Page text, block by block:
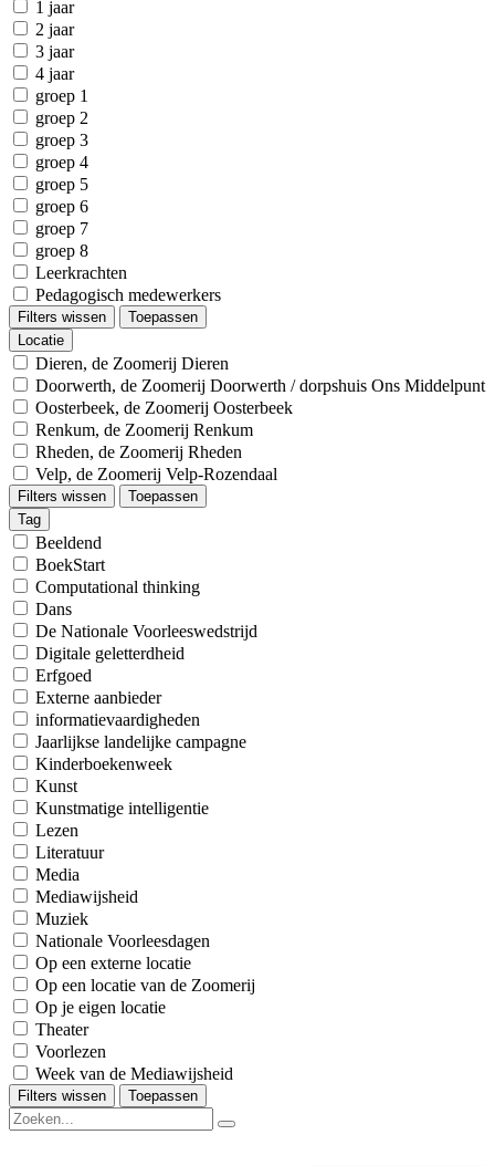
1 jaar
2 jaar
3 jaar
4 jaar
groep 1
groep 2
groep 3
groep 4
groep 5
groep 6
groep 7
groep 8
Leerkrachten
Pedagogisch medewerkers
Filters wissen
Toepassen
Locatie
Dieren, de Zoomerij Dieren
Doorwerth, de Zoomerij Doorwerth / dorpshuis Ons Middelpunt
Oosterbeek, de Zoomerij Oosterbeek
Renkum, de Zoomerij Renkum
Rheden, de Zoomerij Rheden
Velp, de Zoomerij Velp-Rozendaal
Filters wissen
Toepassen
Tag
Beeldend
BoekStart
Computational thinking
Dans
De Nationale Voorleeswedstrijd
Digitale geletterdheid
Erfgoed
Externe aanbieder
informatievaardigheden
Jaarlijkse landelijke campagne
Kinderboekenweek
Kunst
Kunstmatige intelligentie
Lezen
Literatuur
Media
Mediawijsheid
Muziek
Nationale Voorleesdagen
Op een externe locatie
Op een locatie van de Zoomerij
Op je eigen locatie
Theater
Voorlezen
Week van de Mediawijsheid
Filters wissen Toepassen